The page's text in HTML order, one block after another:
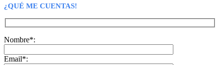
¿QUÉ ME CUENTAS!
Nombre*:
Email*: